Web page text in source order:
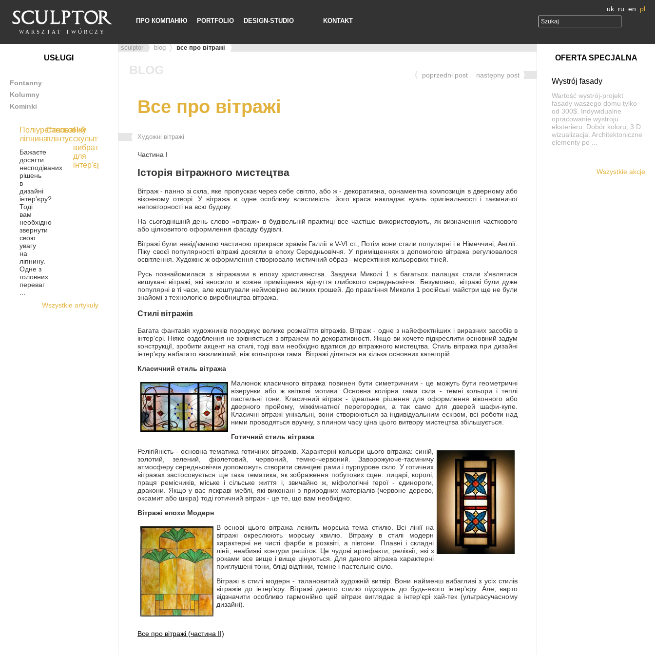
WARSZTAT TWÓRCZY
ПРО КОМПАНІЮ PORTFOLIO DESIGN-STUDIO KONTAKT
uk ru en pl
USŁUGI
Fontanny
Kolumny
Kominki
Поліуретанова
ліпнина
Бажаєте
досягти
несподіваних
рішень
в
дизайні
інтер'єру?
Тоді
вам
необхідно
звернути
свою
увагу
на
ліпнину.
Одне з
головних
переваг
Стельовий
плінтус
Яку
скульптуру
вибрати
для
інтер'єру
Wszystkie artykuły
OFERTA SPECJALNA
Wystrój fasady
Wartość wystrój-projekt
fasady waszego domu tylko
od 300$. Indywidualne
opracowanie wystroju
eksterieru. Dobór koloru, 3 D
wizualizacja. Architektoniczne
elementy po ...
Wszystkie akcje
sculptor blog все про вітражі
poprzedni post następny post
BLOG
Все про вітражі
Художні вітражі
Частина I
Історія вітражного мистецтва
Вітраж - панно зі скла, яке пропускає через себе світло, або ж - декоративна, орнаментна композиція в дверному або
віконному отворі. У вітража є одне особливу властивість: його краса накладає вуаль оригінальності і таємничої
неповторності на всю будову.
На сьогоднішній день слово «вітраж» в будівельній практиці все частіше використовують, як визначення часткового
або цілковитого оформлення фасаду будівлі.
Вітражі були невід'ємною частиною прикраси храмів Галлії в V-VI ст., Потім вони стали популярні і в Німеччині, Англії.
Піку своєї популярності вітражі досягли в епоху Середньовіччя. У приміщеннях з допомогою вітража регулювалося
освітлення. Художнє ж оформлення створювало містичний образ - мерехтіння кольорових тіней.
Русь познайомилася з вітражами в епоху християнства. Завдяки Миколі 1 в багатьох палацах стали з'являтися
вишукані вітражі, які вносило в кожне приміщення відчуття глибокого середньовіччя. Безумовно, вітражі були дуже
популярні в ті часи, але коштували неймовірно великих грошей. До правління Миколи 1 російські майстри ще не були
знайомі з технологією виробництва вітража.
Стилі вітражів
Багата фантазія художників породжує велике розмаїття вітражів. Вітраж - одне з найефектніших і виразних засобів в
інтер'єрі. Ніяке оздоблення не зрівняється з вітражем по декоративності. Якщо ви хочете підкреслити основний задум
конструкції, зробити акцент на стилі, тоді вам необхідно вдатися до вітражного мистецтва. Стиль вітража при дизайні
інтер'єру набагато важливіший, ніж кольорова гама. Вітражі діляться на кілька основних категорій.
Класичний стиль вітража
Малюнок класичного вітража повинен бути симетричним - це можуть бути геометричні
візерунки або ж квіткові мотиви. Основна колірна гама скла - темні кольори і теплі
пастельні тони. Класичний вітраж - ідеальне рішення для оформлення віконного або
дверного пройому, міжкімнатної перегородки, а так само для дверей шафи-купе.
Класичні вітражі унікальні, вони створюються за індивідуальним ескізом, всі роботи над
ними проводяться вручну, з плином часу ціна цього витвору мистецтва збільшується.
Готичний стиль вітража
Релігійність - основна тематика готичних вітражів. Характерні кольори цього вітража: синій,
золотий, зелений, фіолетовий, червоний, темно-червоний. Заворожуюче-таємничу
атмосферу середньовіччя допоможуть створити свинцеві рами і пурпурове скло. У готичних
вітражах застосовується ще така тематика, як зображення побутових сцен: лицарі, королі,
праця ремісників, міське і сільське життя і, звичайно ж, міфологічні герої - єдинороги,
дракони. Якщо у вас яскраві меблі, які виконані з природних матеріалів (червоне дерево,
оксамит або шкіра) тоді готичний вітраж - це те, що вам необхідно.
Вітражі епохи Модерн
В основі цього вітража лежить морська тема стилю. Всі лінії на
вітражі окреслюють морську хвилю. Вітражу в стилі модерн
характерні не чисті фарби в розквіті, а півтони. Плавні і складні
лінії, неабиякі контури решіток. Це чудові артефакти, реліквії, які з
роками все вище і вище цінуються. Для даного вітража характерні
приглушені тони, бліді відтінки, темне і пастельне скло.
Вітражі в стилі модерн - талановитий художній витвір. Вони найменш вибагливі з усіх стилів
вітражів до інтер'єру. Вітражі даного стилю підходять до будь-якого інтер'єру. Але, варто
відзначити особливо гармонійно цей вітраж виглядає в інтер'єрі хай-тек (ультрасучасному
дизайні).
Все про вітражі (частина II)